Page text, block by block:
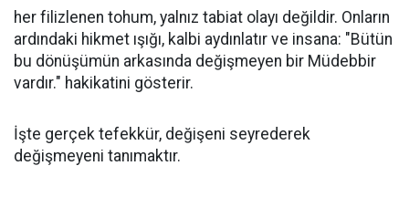
her filizlenen tohum, yalnız tabiat olayı değildir. Onların
ardındaki hikmet ışığı, kalbi aydınlatır ve insana: "Bütün
bu dönüşümün arkasında değişmeyen bir Müdebbir
vardır." hakikatini gösterir.
İşte gerçek tefekkür, değişeni seyrederek
değişmeyeni tanımaktır.